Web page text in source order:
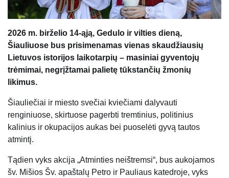
2026 m. birželio 14-ąją, Gedulo ir vilties dieną,
Šiauliuose bus prisimenamas vienas skaudžiausių
Lietuvos istorijos laikotarpių – masiniai gyventojų
trėmimai, negrįžtamai palietę tūkstančių žmonių
likimus.
Šiauliečiai ir miesto svečiai kviečiami dalyvauti
renginiuose, skirtuose pagerbti tremtinius, politinius
kalinius ir okupacijos aukas bei puoselėti gyvą tautos
atmintį.
Tądien vyks akcija „Atminties neištremsi“, bus aukojamos
šv. Mišios Šv. apaštalų Petro ir Pauliaus katedroje, vyks